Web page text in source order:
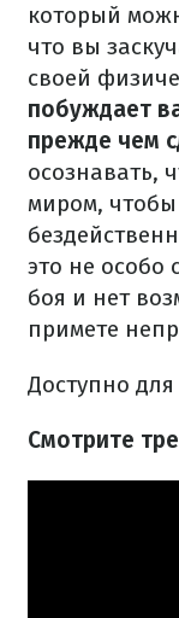
который
что вы
своей
побуждает
прежде чем
осознавать,
миром, чтобы
это не особо
боя и нет
примете
Доступно для
Смотрите